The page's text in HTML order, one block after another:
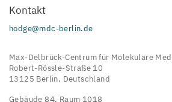
Kontakt
hodge@mdc-berlin.de
Max-Delbrück-Centrum für Molekulare
Robert-Rössle-Straße 10
13125 Berlin, Deutschland
Gebäude 84, Raum 1018